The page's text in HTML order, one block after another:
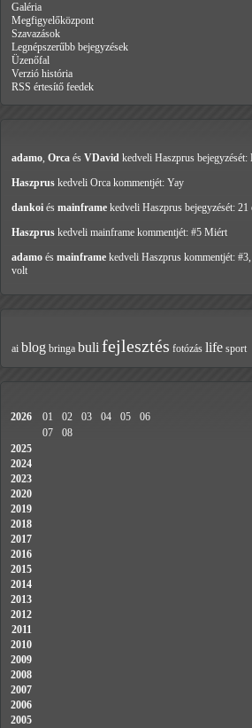
Galéria
Megfigyelőközpont
Szavazások
Legnépszerűbb bejegyzések
Üzenőfal
Verzió história
RSS értesítő feedek
adamo, Orca és VDavid kedveli Haszprus
Haszprus kedveli Orca kommentjét: Yay
dankoi és mainframe kedveli Haszprus bejegyzését: 21
Haszprus kedveli mainframe kommentjét: #5 Miért
adamo és mainframe kedveli Haszprus kommentjét:
volt
ai blog bringa buli fejlesztés fotózás life sport
2026 01 02 03 04 05
06
07
08
2025
2024
2023
2020
2019
2018
2017
2016
2015
2014
2013
2012
2011
2010
2009
2008
2007
2006
2005